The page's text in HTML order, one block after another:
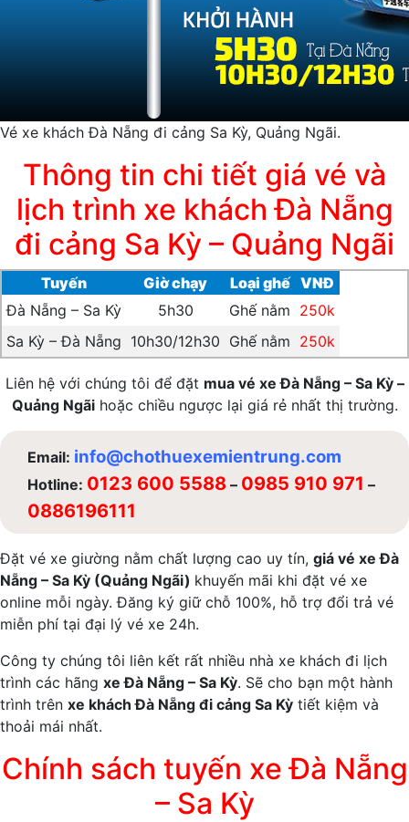
Vé xe khách Đà Nẵng đi cảng Sa Kỳ, Quảng Ngãi.
Thông tin chi tiết giá vé và
lịch trình xe khách Đà Nẵng
đi cảng Sa Kỳ – Quảng Ngãi
Tuyến Giờ chạy Loại ghế VNĐ
Đà Nẵng – Sa Kỳ
5h30 Ghế nằm 250k
Sa Kỳ – Đà Nẵng 10h30/12h30 Ghế nằm 250k
Liên hệ với chúng tôi để đặt mua vé xe Đà Nẵng – Sa Kỳ –
Quảng Ngãihoặc chiều ngược lại giá rẻ nhất thị trường.
Email: info@chothuexemientrung.com
Hotline: 0123 600 5588 – 0985 910 971 –
0886196111
Đặt vé xe giường nằm chất lượng cao uy tín, giá vé xe Đà
Nẵng – Sa Kỳ (Quảng Ngãi) khuyến mãi khi đặt vé xe
online mỗi ngày. Đăng ký giữ chỗ 100%, hỗ trợ đổi trả vé
miễn phí tại đại lý vé xe 24h.
Công ty chúng tôi liên kết rất nhiều nhà xe khách đi lịch
trình các hãng xe Đà Nẵng – Sa Kỳ. Sẽ cho bạn một hành
trình trên xe khách Đà Nẵng đi cảng Sa Kỳ tiết kiệm và
thoải mái nhất.
Chính sách tuyến xe Đà Nẵng
– Sa Kỳ